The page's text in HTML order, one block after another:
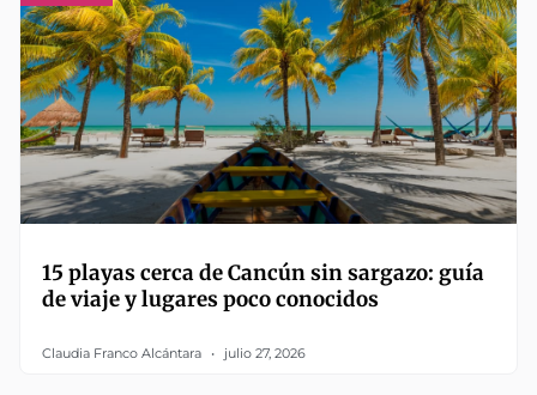
15 playas cerca de Cancún sin sargazo: guía
de viaje y lugares poco conocidos
Claudia Franco Alcántara julio 27, 2026